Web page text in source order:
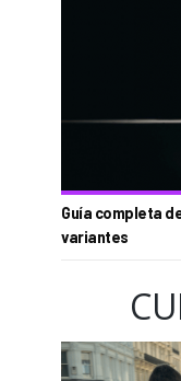
Guía completa
variantes